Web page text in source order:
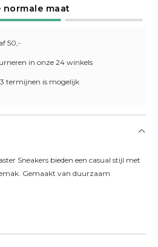
normale maat
50,-
in onze 24 winkels
termijnen is mogelijk
Sneakers bieden een casual stijl met
Gemaakt van duurzaam